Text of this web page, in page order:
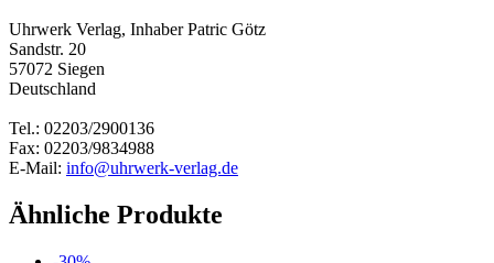
Uhrwerk Verlag, Inhaber Patric Götz
Sandstr. 20
57072 Siegen
Deutschland
Tel.: 02203/2900136
Fax: 02203/9834988
E-Mail: info@uhrwerk-verlag.de
Ähnliche Produkte